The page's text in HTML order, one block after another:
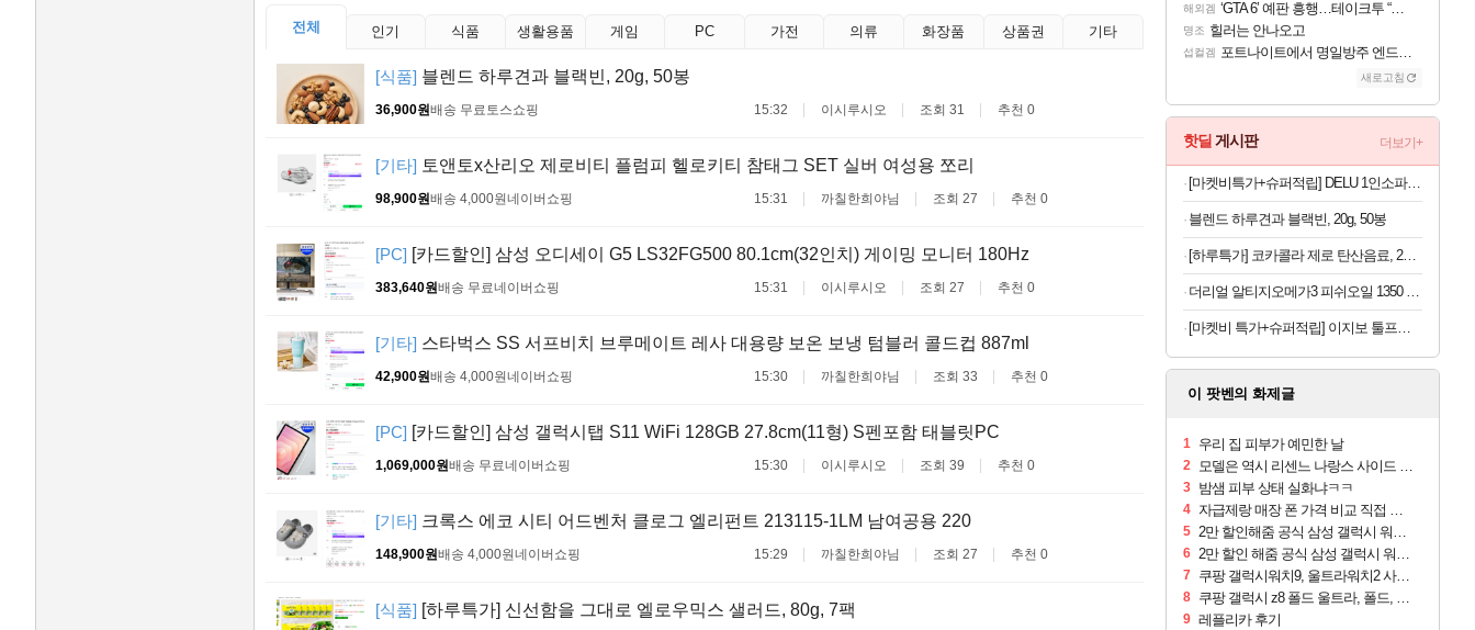
전체 인기 식품 생활용품 게임 PC 가전 의류 화장품 상품권 기타
[식품] 블렌드 하루견과 블랙빈, 20g, 50봉
36,900원배송 무료토스쇼핑 15:32 이시루시오 조회 31 추천 0
[기타] 토앤토x산리오 제로비티 플럼피 헬로키티 참태그 SET 실버 여성용 쪼리
98,900원배송 4,000원네이버쇼핑 15:31 까칠한희야님 조회 27 추천 0
[PC] [카드할인] 삼성 오디세이 G5 LS32FG500 80.1cm(32인치) 게이밍 모니터 180Hz
383,640원배송 무료네이버쇼핑 15:31 이시루시오 조회 27 추천 0
[기타] 스타벅스 SS 서프비치 브루메이트 레사 대용량 보온 보냉 텀블러 콜드컵 887ml
42,900원배송 4,000원네이버쇼핑 15:30 까칠한희야님 조회 33 추천 0
[PC] [카드할인] 삼성 갤럭시탭 S11 WiFi 128GB 27.8cm(11형) S펜포함 태블릿PC
1,069,000원배송 무료네이버쇼핑 15:30 이시루시오 조회 39 추천 0
[기타] 크록스 에코 시티 어드벤처 클로그 엘리펀트 213115-1LM 남여공용 220
148,900원배송 4,000원네이버쇼핑 15:29 까칠한희야님 조회 27 추천 0
[식품] [하루특가] 신선함을 그대로 엘로우믹스 샐러드, 80g, 7팩
해외겜 ‘GTA 6’ 예판 흥행…테이크투 “내부 예상 크게 넘어”
명조 힐러는 안나오고
섭컬겜 포트나이트에서 명일방주 엔드필드 [펠리카] 판매 예정
새로고침
핫딜 게시판 더보기+
[마켓비특가+슈퍼적립] DELU 1인소파 1665 카멜 8318.8008, 1인용
블렌드 하루견과 블랙빈, 20g, 50봉
[하루특가] 코카콜라 제로 탄산음료, 215ml, 30개
더리얼 알티지오메가3 피쉬오일 1350 6개월 x 2개 (총 1년분)
[마켓비 특가+슈퍼적립] 이지보 툴프리 400 선반 43x31x104, 4단, 화이트 6204.3713
이 팟벤의 화제글
1 우리 집 피부가 예민한 날
2 모델은 역시 리센느 나랑스 사이드 1.25L 1박스
3 밤샘 피부 상태 실화냐ㅋㅋ
4 자급제랑 매장 폰 가격 비교 직접 안가도 되네요
5 2만 할인해줌 공식 삼성 갤럭시 워치9 크림, 40mm, 블루투스
6 2만 할인 해줌 공식 삼성 갤럭시 워치9 실버, 44mm, 블루투스
7 쿠팡 갤럭시워치9, 울트라워치2 사전구매 혜택 받아보세요
8 쿠팡 갤럭시 z8 폴드 울트라, 폴드, 플립 사전예약
9 레플리카 후기